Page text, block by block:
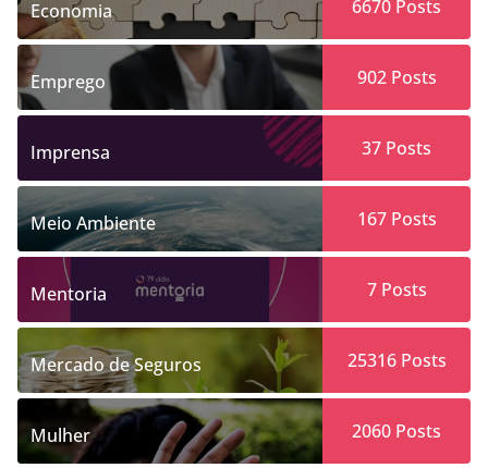
Economia 6670 Posts
Emprego 902Posts
Imprensa 37 Posts
Meio Ambiente 167Posts
Mentoria 7Posts
Mercado de Seguros 25316Posts
Mulher 2060 Posts